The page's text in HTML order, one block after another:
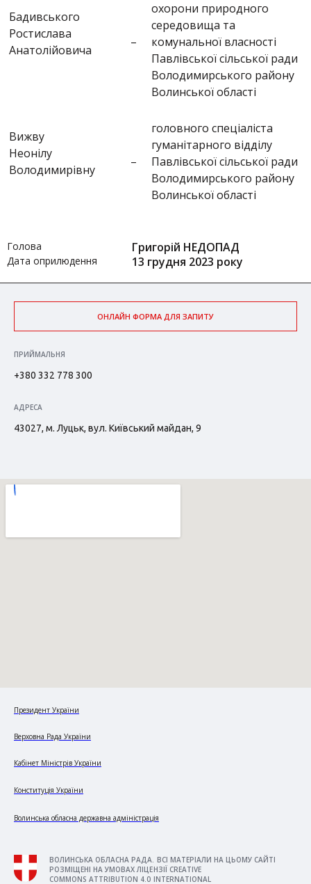
Бадивського
Ростислава
Анатолійовича
–
охорони природного
середовища та
комунальної власності
Павлівської сільської ради
Володимирського району
Волинської області
Вижву
Неонілу
Володимирівну
–
головного спеціаліста
гуманітарного відділу
Павлівської сільської ради
Володимирського району
Волинської області
Голова Григорій НЕДОПАД
Дата оприлюдення 13 грудня 2023 року
ОНЛАЙН ФОРМА ДЛЯ ЗАПИТУ
ПРИЙМАЛЬНЯ
+380 332 778 300
АДРЕСА
43027, м. Луцьк, вул. Київський майдан, 9
Президент України
Верховна Рада України
Кабінет Міністрів України
Конституція України
Волинська обласна державна адміністрація
ВОЛИНСЬКА ОБЛАСНА РАДА. ВСІ МАТЕРІАЛИ НА ЦЬОМУ САЙТІ
РОЗМІЩЕНІ НА УМОВАХ ЛІЦЕНЗІЇ CREATIVE
COMMONS ATTRIBUTION 4.0 INTERNATIONAL